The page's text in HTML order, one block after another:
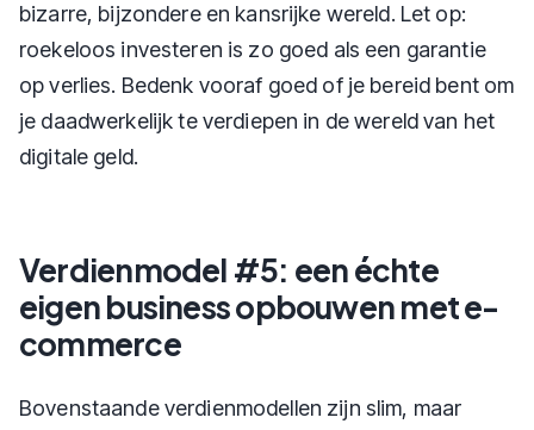
bizarre, bijzondere en kansrijke wereld. Let op:
roekeloos investeren is zo goed als een garantie
op verlies. Bedenk vooraf goed of je bereid bent om
je daadwerkelijk te verdiepen in de wereld van het
digitale geld.
Verdienmodel #5: een échte
eigen business opbouwen met e-
commerce
Bovenstaande verdienmodellen zijn slim, maar